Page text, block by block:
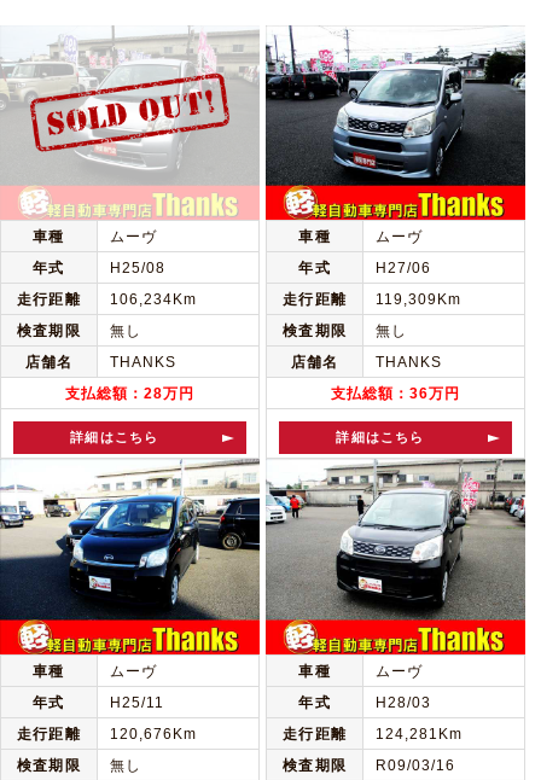
車種
ムーヴ
年式
H25/08
走行距離
106,234Km
検査期限
無し
店舗名
THANKS
支払総額：28万円
詳細はこちら
車種
ムーヴ
年式
H27/06
走行距離
119,309Km
検査期限
無し
店舗名
THANKS
支払総額：36万円
詳細はこちら
車種
ムーヴ
年式
H25/11
走行距離
120,676Km
検査期限
無し
車種
ムーヴ
年式
H28/03
走行距離
124,281Km
検査期限
R09/03/16